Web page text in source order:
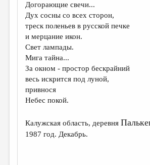
Догорающие свечи...
Дух сосны со всех сторон,
треск поленьев в русской печке
и мерцание икон.
Свет лампады.
Мига тайна...
За окном - простор бескрайний
весь искрится под луной,
привнося
Небес покой.
Калужская область, деревня
1987 год. Декабрь.